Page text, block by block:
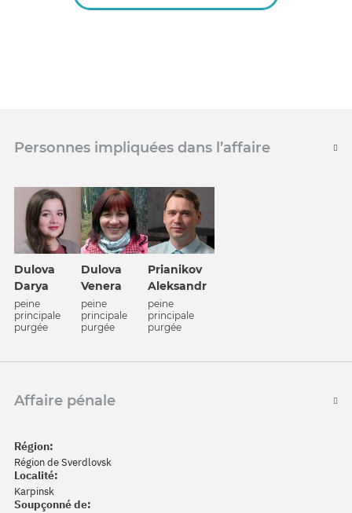
Personnes impliquées dans l’affaire
Dulova
Darya
peine
principale
purgée
Dulova
Venera
peine
principale
purgée
Prianikov
Aleksandr
peine
principale
purgée
Affaire pénale
Région:
Région de Sverdlovsk
Localité:
Karpinsk
Soupçonné de: